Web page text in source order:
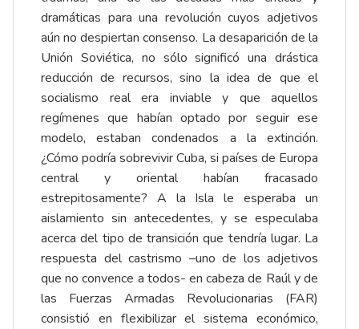
dramáticas para una revolución cuyos adjetivos
aún no despiertan consenso. La desaparición de la
Unión Soviética, no sólo significó una drástica
reducción de recursos, sino la idea de que el
socialismo real era inviable y que aquellos
regímenes que habían optado por seguir ese
modelo, estaban condenados a la extinción.
¿Cómo podría sobrevivir Cuba, si países de Europa
central y oriental habían fracasado
estrepitosamente? A la Isla le esperaba un
aislamiento sin antecedentes, y se especulaba
acerca del tipo de transición que tendría lugar. La
respuesta del castrismo –uno de los adjetivos
que no convence a todos- en cabeza de Raúl y de
las Fuerzas Armadas Revolucionarias (FAR)
consistió en flexibilizar el sistema económico,